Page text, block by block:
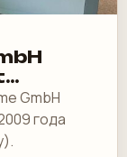
GmbH
года